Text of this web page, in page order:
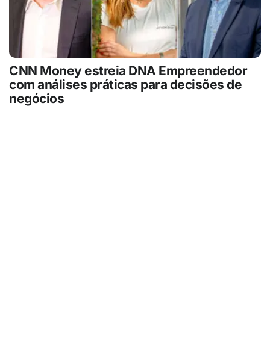
CNN Money estreia DNA Empreendedor
com análises práticas para decisões de
negócios